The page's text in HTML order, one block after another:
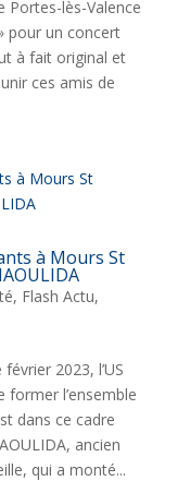
Portes-lès-Valence
pour un concert
à fait original et
ces amis de
à Mours St
, Flash Actu,
2023, l’US
l’ensemble
dans ce cadre
ancien
qui a monté...